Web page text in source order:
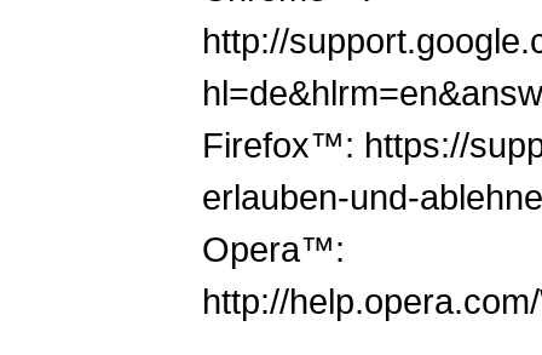
http://
Firefox™: https://
erlauben-und-
Opera™:
http://